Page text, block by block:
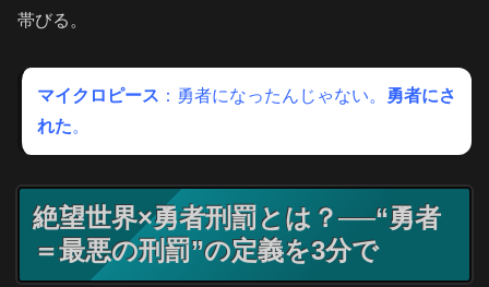
帯びる。
マイクロピース ：勇者になったんじゃない。
勇者にさ
れた。
絶望世界×勇者刑罰とは？──“勇者
＝最悪の刑罰”の定義を3分で